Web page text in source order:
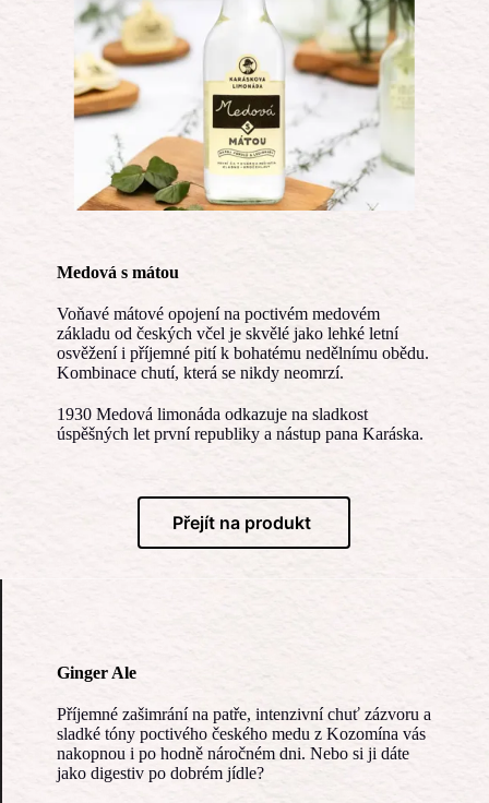
Medová s mátou
Voňavé mátové opojení na poctivém medovém
základu od českých včel je skvělé jako lehké letní
osvěžení i příjemné pití k bohatému nedělnímu obědu.
Kombinace chutí, která se nikdy neomrzí.
1930 Medová limonáda odkazuje na sladkost
úspěšných let první republiky a nástup pana Karáska.
Přejít na produkt
Ginger Ale
Příjemné zašimrání na patře, intenzivní chuť zázvoru a
sladké tóny poctivého českého medu z Kozomína vás
nakopnou i po hodně náročném dni. Nebo si ji dáte
jako digestiv po dobrém jídle?